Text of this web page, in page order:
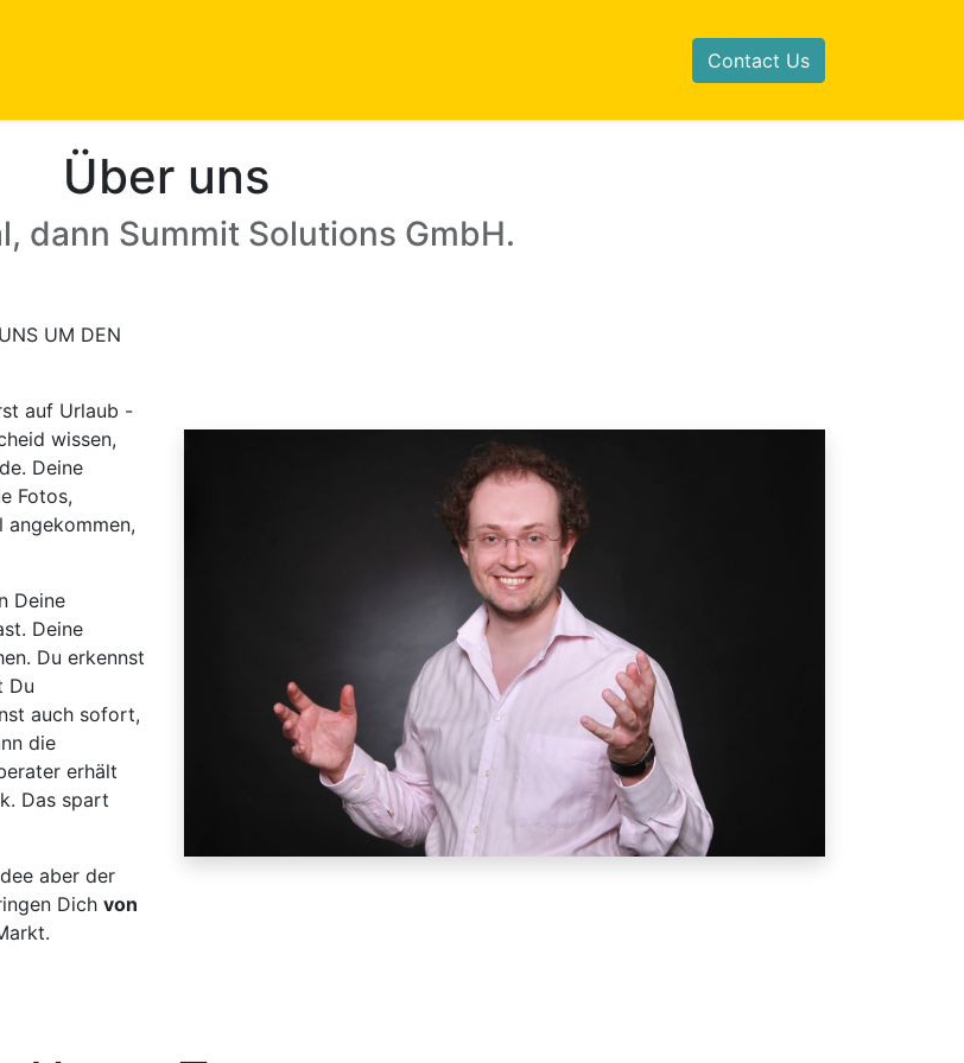
Contact Us
Über uns
dann Summit Solutions GmbH.
UM DEN
auf Urlaub -
wissen,
Deine
Fotos,
Deine
Deine
Du erkennst
Du
auch sofort,
die
erhält
Das spart
aber der
Dich von